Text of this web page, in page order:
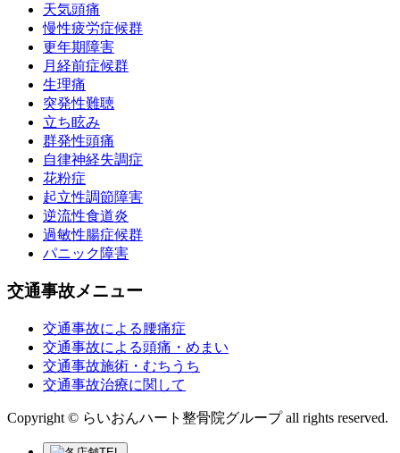
天気頭痛
慢性疲労症候群
更年期障害
月経前症候群
生理痛
突発性難聴
立ち眩み
群発性頭痛
自律神経失調症
花粉症
起立性調節障害
逆流性食道炎
過敏性腸症候群
パニック障害
交通事故メニュー
交通事故による腰痛症
交通事故による頭痛・めまい
交通事故施術・むちうち
交通事故治療に関して
Copyright © らいおんハート整骨院グループ all rights reserved.